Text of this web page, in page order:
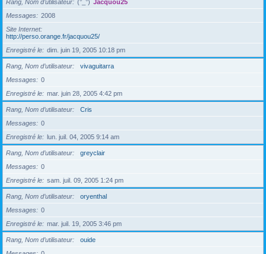
Rang, Nom d’utilisateur (°_°) Jacquou25
Messages
2008
Site Internet
http://perso.orange.fr/jacquou25/
Enregistré le
dim. juin 19, 2005 10:18 pm
Rang, Nom d’utilisateur
vivaguitarra
Messages
0
Enregistré le
mar. juin 28, 2005 4:42 pm
Rang, Nom d’utilisateur
Cris
Messages
0
Enregistré le
lun. juil. 04, 2005 9:14 am
Rang, Nom d’utilisateur
greyclair
Messages
0
Enregistré le
sam. juil. 09, 2005 1:24 pm
Rang, Nom d’utilisateur
oryenthal
Messages
0
Enregistré le
mar. juil. 19, 2005 3:46 pm
Rang, Nom d’utilisateur
ouide